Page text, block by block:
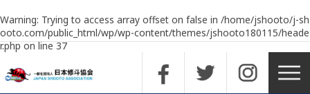
Warning: Trying to access array offset on false in /home/jshooto/j-sh
ooto.com/public_html/wp/wp-content/themes/jshooto180115/heade
r.phpon line37